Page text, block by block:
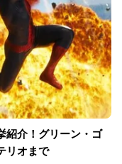
紹介！グリーン・ゴ
リオまで